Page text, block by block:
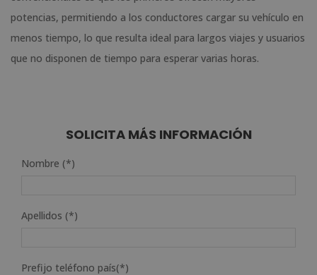
potencias, permitiendo a los conductores cargar su vehículo en
menos tiempo, lo que resulta ideal para largos viajes y usuarios
que no disponen de tiempo para esperar varias horas.
SOLICITA MÁS INFORMACIÓN
Nombre (*)
Apellidos (*)
Prefijo teléfono país(*)